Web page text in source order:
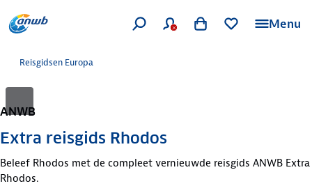
Menu
Reisgidsen Europa
ANWB
Extra reisgids Rhodos
Beleef Rhodos met de compleet vernieuwde reisgids ANWB Extra
Rhodos.